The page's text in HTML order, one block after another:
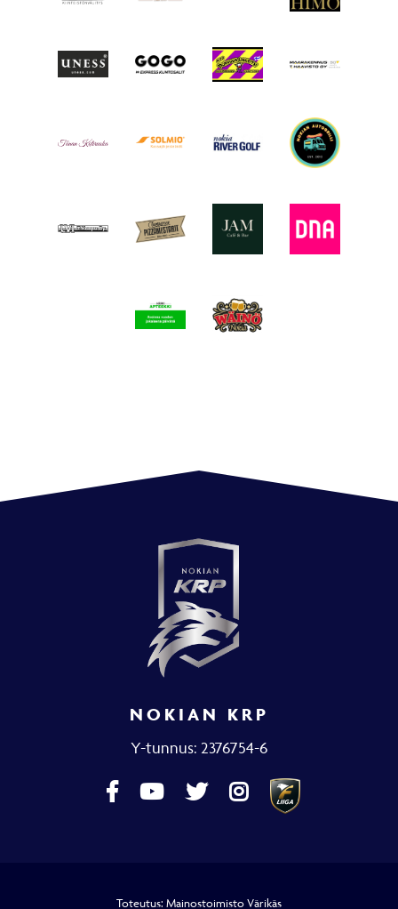
NOKIAN KRP
Y-tunnus: 2376754-6
Toteutus: Mainostoimisto Värikäs